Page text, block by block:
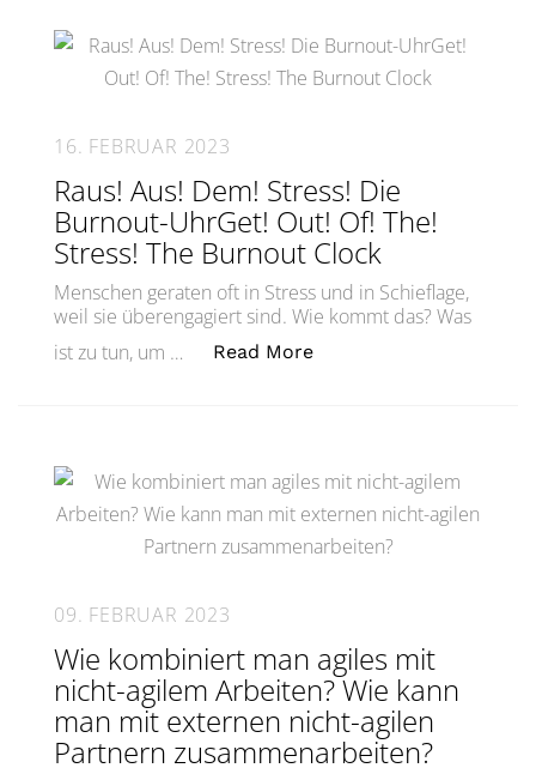
16. FEBRUAR 2023
Raus! Aus! Dem! Stress! Die
Burnout-UhrGet! Out! Of! The!
Stress! The Burnout Clock
Menschen geraten oft in Stress und in Schieflage,
weil sie überengagiert sind. Wie kommt das? Was
ist zu tun, um …
Read More„Raus! Aus! Dem!
09. FEBRUAR 2023
Wie kombiniert man agiles mit
nicht-agilem Arbeiten? Wie kann
man mit externen nicht-agilen
Partnern zusammenarbeiten?